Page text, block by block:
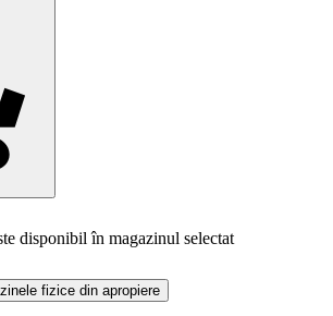
disponibil în magazinul selectat
fizice din apropiere